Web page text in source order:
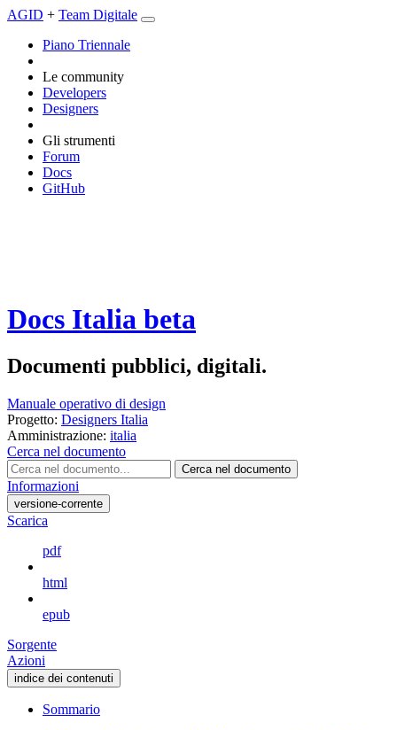
AGID + Team Digitale
Piano Triennale
Le community
Developers
Designers
Gli strumenti
Forum
Docs
GitHub
Docs Italia beta
Documenti pubblici, digitali.
Manuale operativo di design
Progetto: Designers Italia
Amministrazione: italia
Cerca nel documento
Cerca nel documento
Informazioni
versione-corrente
Scarica
pdf
html
epub
Sorgente
Azioni
indice dei contenuti
Sommario